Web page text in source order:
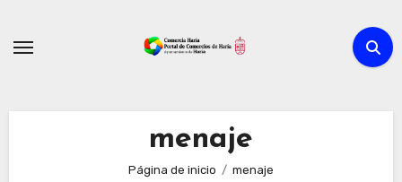
menaje
Página de inicio menaje